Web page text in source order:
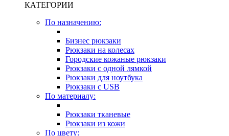
КАТЕГОРИИ
По назначению:
Бизнес рюкзаки
Рюкзаки на колесах
Городские кожаные рюкзаки
Рюкзаки с одной лямкой
Рюкзаки для ноутбука
Рюкзаки с USB
По материалу:
Рюкзаки тканевые
Рюкзаки из кожи
По цвету: